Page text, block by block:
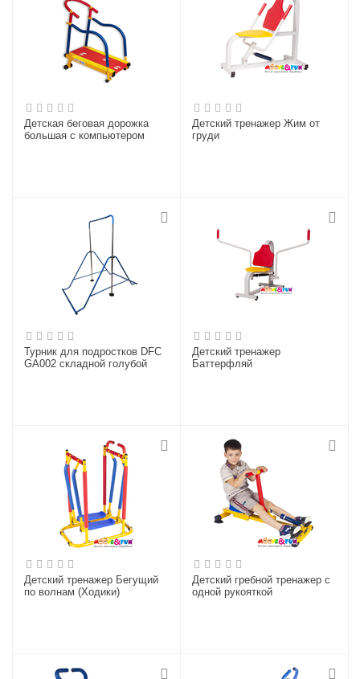
Детская беговая дорожка
большая с компьютером
Детский тренажер Жим от
груди
Турник для подростков DFC
GA002 складной голубой
Детский тренажер
Баттерфляй
Детский тренажер Бегущий
по волнам (Ходики)
Детский гребной тренажер с
одной рукояткой